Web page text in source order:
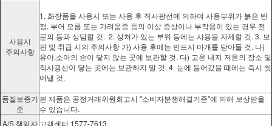
사용시
주의사항
1. 화장품을 사용시 또는 사용 후 직사광선에 의하여 사용부위가 붉은 반
점, 부어 오름 또는 가려움증 등의 이상 증상이나 부작용이 있는 경우 전
문의 등과 상담할 것. 2. 상처가 있는 부위 등에는 사용을 자제할 것. 3. 보
관 및 취급 시의 주의사항 가) 사용 후에는 반드시 마개를 닫아둘 것. 나)
유아.소아의 손이 닿지 않는 곳에 보관할 것. 다) 고온 내지 저온의 장소 및
직사광선이 닿는 곳에는 보관하지 말 것. 4. 눈에 들어갔을 때에는 즉시 씻
어낼 것.
품질보증기
준
본 제품은 공정거래위원회고시 "소비자분쟁해결기준"에 의해 보상받을
수 있습니다.
A/S 책임자 고객센터 1577-7613